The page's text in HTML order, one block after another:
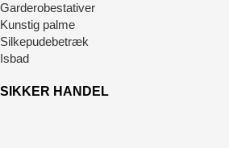
Garderobestativer
Kunstig palme
Silkepudebetræk
Isbad
SIKKER HANDEL